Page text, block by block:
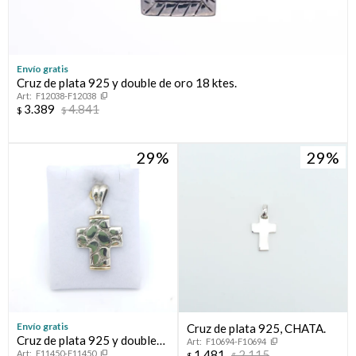
Envío gratis
Cruz de plata 925 y double de oro 18 ktes.
F12038-F12038
$ 3.389 $4.841
29
Envío gratis
Cruz de plata 925 y double
F11450-F11450
29
Cruz de plata 925, CHATA.
F10694-F10694